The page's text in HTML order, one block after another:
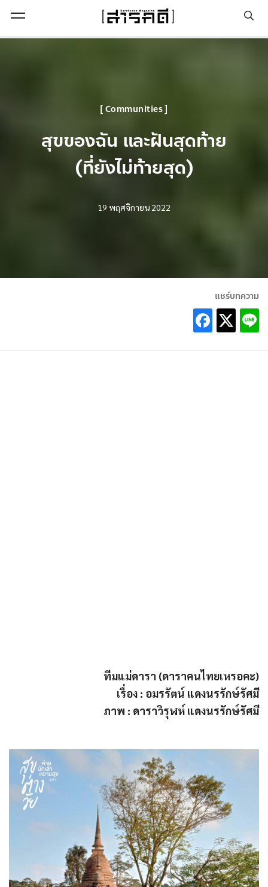
Communities
สุขของฉัน และฝันสุดท้าย
(ที่ยังไม่ท้ายสุด)
19 พฤศจิกายน 2022
แชร์บทความ
ทีมแม่ดารา (ดาราคนไทยเหรอคะ)
เรื่อง : อมรรัตน์ แดงนรรักษ์รัศมี
ภาพ : ดาราวิรุฬห์ แดงนรรักษ์รัศมี